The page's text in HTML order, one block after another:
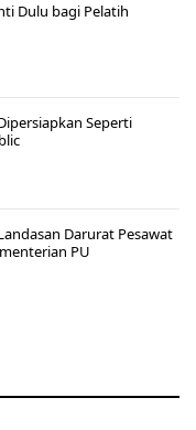
Dulu bagi Pelatih
Seperti
Darurat Pesawat
PU